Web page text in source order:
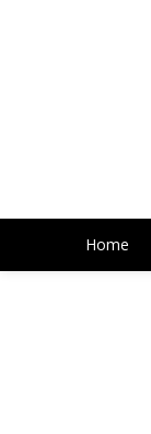
Home